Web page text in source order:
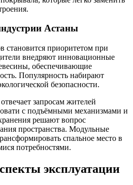
Астаны
становится приоритетом при
внедряют инновационные
обеспечивающие
Популярность набирают
безопасности.
запросам жителей
с подъёмными механизмами и
решают вопрос
пространства. Модульные
спальное место в
потребностями.
эксплуатации